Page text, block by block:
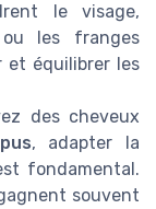
le visage,
ou les franges
et équilibrer les
des cheveux
, adapter la
fondamental.
souvent